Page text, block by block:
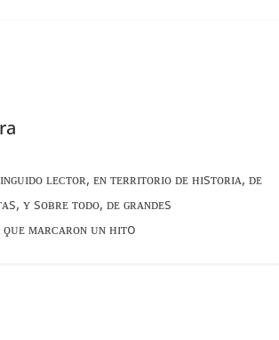
ʟᴇᴄᴛᴏʀ, ᴇɴ ᴛᴇʀʀɪᴛᴏʀɪᴏ ᴅᴇ ʜɪsᴛᴏʀɪᴀ, ᴅᴇ
ʏ sᴏʙʀᴇ ᴛᴏᴅᴏ, ᴅᴇ ɢʀᴀɴᴅᴇs
ϙᴜᴇ ᴍᴀʀᴄᴀʀᴏɴ ᴜɴ ʜɪᴛo